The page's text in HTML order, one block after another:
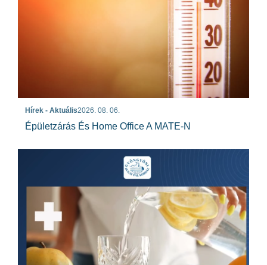
Hírek - Aktuális2026. 08. 06.
Épületzárás És Home Office A MATE-N